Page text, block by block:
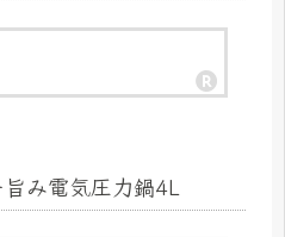
み電気圧力鍋4L